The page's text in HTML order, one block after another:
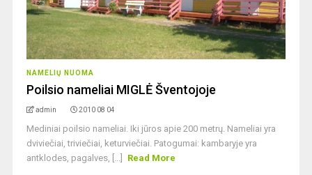
NAMELIŲ NUOMA
Poilsio nameliai MIGLĖ Šventojoje
admin 2010 08 04
Mediniai poilsio nameliai. Iki jūros apie 200 metrų. Nameliai yra
dviviečiai, triviečiai, keturviečiai. Patogumai: kambaryje yra
antklodes, pagalves, [...]
Read More